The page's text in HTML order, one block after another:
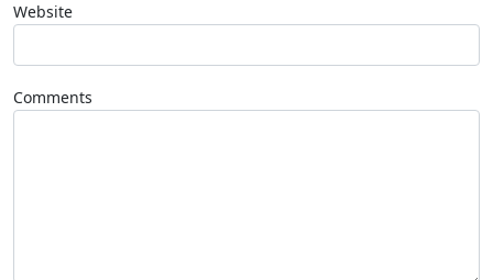
Website
Comments